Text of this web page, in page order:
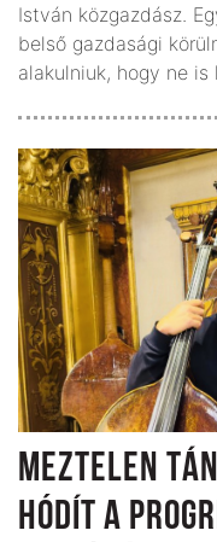
István közgazdász.
belső gazdasági
alakulniuk, hogy ne is
MEZTELEN
HÓDÍT A